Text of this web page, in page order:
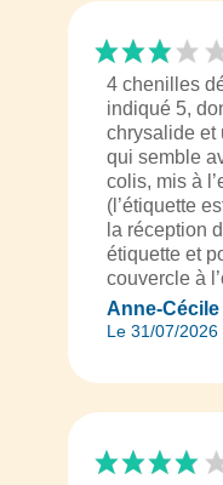
Anne-Cécile
Le 31/07/2026
4 chenilles
indiqué 5,
chrysalide et
qui semble
colis, mis à
(l’étiquette
la réception
étiquette et
couvercle à